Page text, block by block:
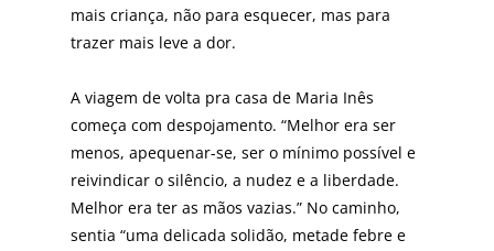
mais criança, não para esquecer, mas para
trazer mais leve a dor.
A viagem de volta pra casa de Maria Inês
começa com despojamento. “Melhor era ser
menos, apequenar-se, ser o mínimo possível e
reivindicar o silêncio, a nudez e a li­berdade.
Melhor era ter as mãos vazias.” No caminho,
sentia “uma delicada solidão, metade febre e